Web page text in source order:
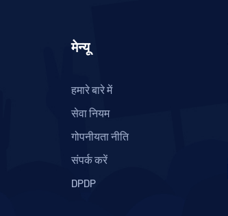
मेन्यू
हमारे बारे में
सेवा नियम
गोपनीयता नीति
संपर्क करें
DPDP